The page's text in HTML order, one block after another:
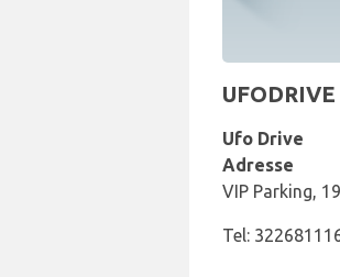
Ufo Drive
Adresse
VIP Parking,
Tel: